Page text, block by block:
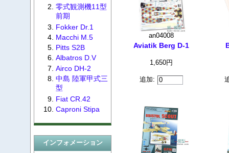
零式観測機11型
前期
Fokker Dr.1
Macchi M.5
Pitts S2B
Albatros D.V
Airco DH-2
中島 陸軍甲式三
型
Fiat CR.42
Caproni Stipa
インフォメーション
an04008
Aviatik Berg D-1
1,650円
追加: